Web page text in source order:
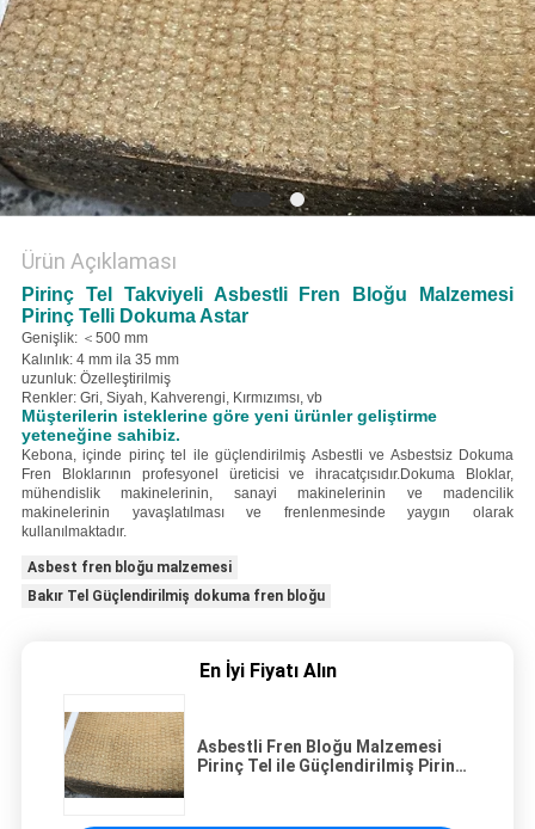
Ürün Açıklaması
Pirinç Tel Takviyeli Asbestli Fren Bloğu Malzemesi
Pirinç Telli Dokuma Astar
Genişlik: ＜500 mm
Kalınlık: 4 mm ila 35 mm
uzunluk: Özelleştirilmiş
Renkler: Gri, Siyah, Kahverengi, Kırmızımsı, vb
Müşterilerin isteklerine göre yeni ürünler geliştirme
yeteneğine sahibiz.
Kebona, içinde pirinç tel ile güçlendirilmiş Asbestli ve Asbestsiz Dokuma
Fren Bloklarının profesyonel üreticisi ve ihracatçısıdır.Dokuma Bloklar,
mühendislik makinelerinin, sanayi makinelerinin ve madencilik
makinelerinin yavaşlatılması ve frenlenmesinde yaygın olarak
kullanılmaktadır.
Asbest fren bloğu malzemesi
Bakır Tel Güçlendirilmiş dokuma fren bloğu
En İyi Fiyatı Alın
Asbestli Fren Bloğu Malzemesi
Pirinç Tel ile Güçlendirilmiş Pirinç